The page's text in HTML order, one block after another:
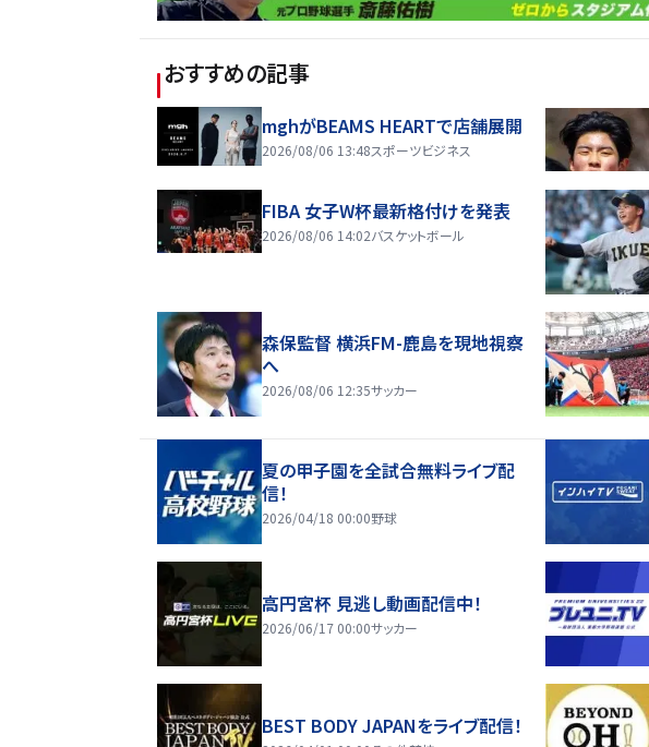
おすすめの記事
mghがBEAMS HEARTで店舗展開
2026/08/06 13:48スポーツビジネス
FIBA 女子W杯最新格付けを発表
2026/08/06 14:02バスケットボール
森保監督 横浜FM-鹿島を現地視察
へ
2026/08/06 12:35サッカー
夏の甲子園を全試合無料ライブ配
信！
2026/04/18 00:00野球
高円宮杯 見逃し動画配信中！
2026/06/17 00:00サッカー
BEST BODY JAPANをライブ配信！